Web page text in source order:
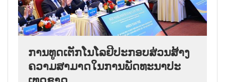
ການ​ທູດ​ເຕັກ​ໂນ​ໂລ​ຢີ​ປະ​ກອບ​ສ່ວນ​ສ້າງ​
ຄວາມ​ສາ​ມາດ​ໃນ​ການ​ພັດ​ທະ​ນາ​ປະ​